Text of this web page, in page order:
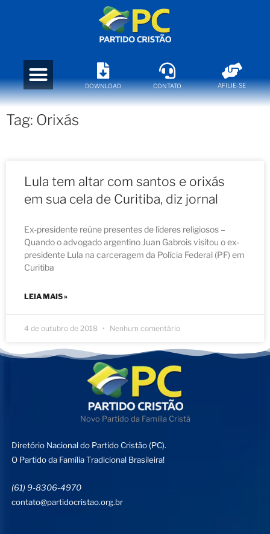
DOWNLOAD CONTATO AFILIE-SE
Tag: Orixás
Lula tem altar com santos e orixás
em sua cela de Curitiba, diz jornal
Ex-presidente reúne presentes de líderes religiosos –
Quando o advogado argentino Juan Gabrois visitou o ex-
presidente Lula na carceragem da Polícia Federal (PF) em
Curitiba
LEIA MAIS »
4 de outubro de 2018 Nenhum comentário
Novo Partido da Familia Cristã
Diretório Nacional do Partido Cristão (PC).
O Partido da Família Tradicional Brasileira!
(61) 9-8306-4970
contato@partidocristao.org.br